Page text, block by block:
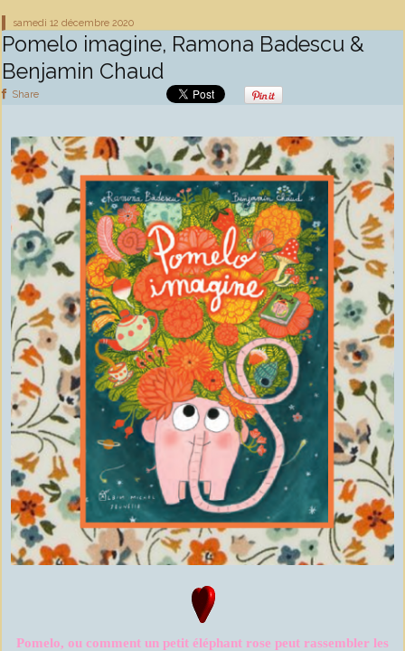
samedi 12 décembre 2020
Pomelo imagine, Ramona Badescu &
Benjamin Chaud
Share
Pomelo, ou comment un petit éléphant rose peut rassembler les